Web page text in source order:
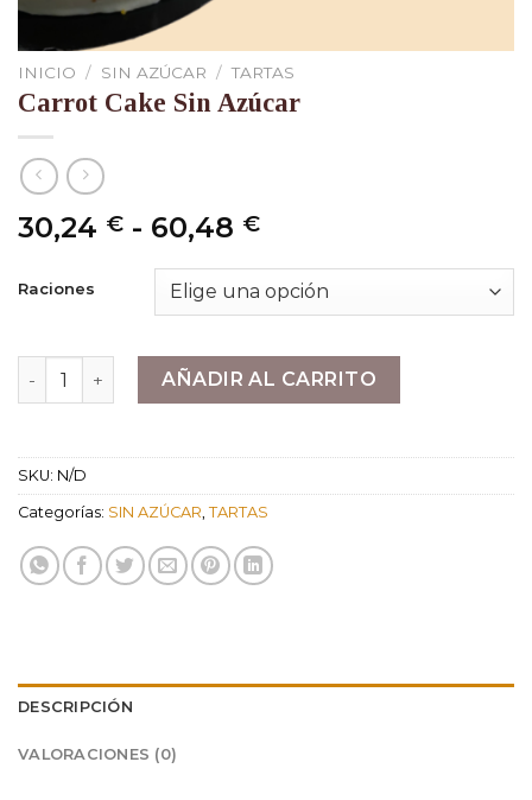
INICIO / SIN AZÚCAR / TARTAS
Carrot Cake Sin Azúcar
30,24 € - 60,48 €Rango
precios:
desde
hasta
60,48 €
Raciones
Carrot Cake Sin Azúcar cantidad
AÑADIR AL CARRITO
SKU: N/D
Categorías: SIN AZÚCAR, TARTAS
DESCRIPCIÓN
VALORACIONES (0)